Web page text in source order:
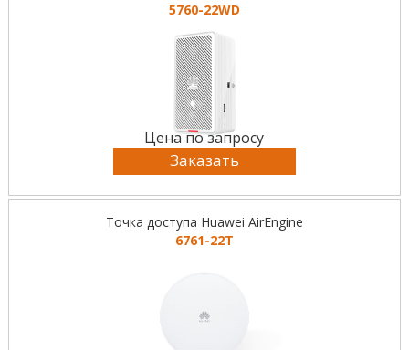
5760-22WD
Цена по запросу
Заказать
Точка доступа Huawei AirEngine
6761-22T